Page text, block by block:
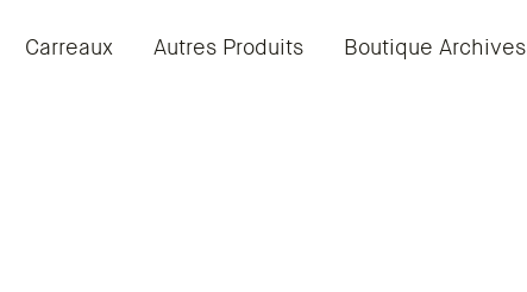
Carreaux Autres Produits Boutique Archives